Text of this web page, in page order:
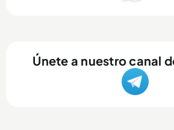
Únete a nuestro canal